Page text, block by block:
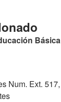
Básica
Num. Ext.